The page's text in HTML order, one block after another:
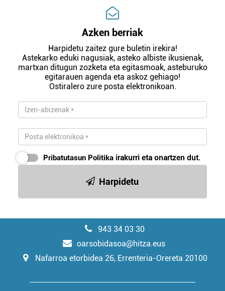
Azken berriak
Harpidetu zaitez gure buletin irekira!
Astekarko eduki nagusiak, asteko albiste ikusienak,
martxan ditugun zozketa eta egitasmoak, asteburuko
egitarauen agenda eta askoz gehiago!
Ostiralero zure posta elektronikoan.
Pribatutasun Politika irakurri eta onartzen dut.
Harpidetu
943 34 03 30
oarsobidasoa@hitza.eus
Nafarroa etorbidea 26, Errenteria-Orereta 20100